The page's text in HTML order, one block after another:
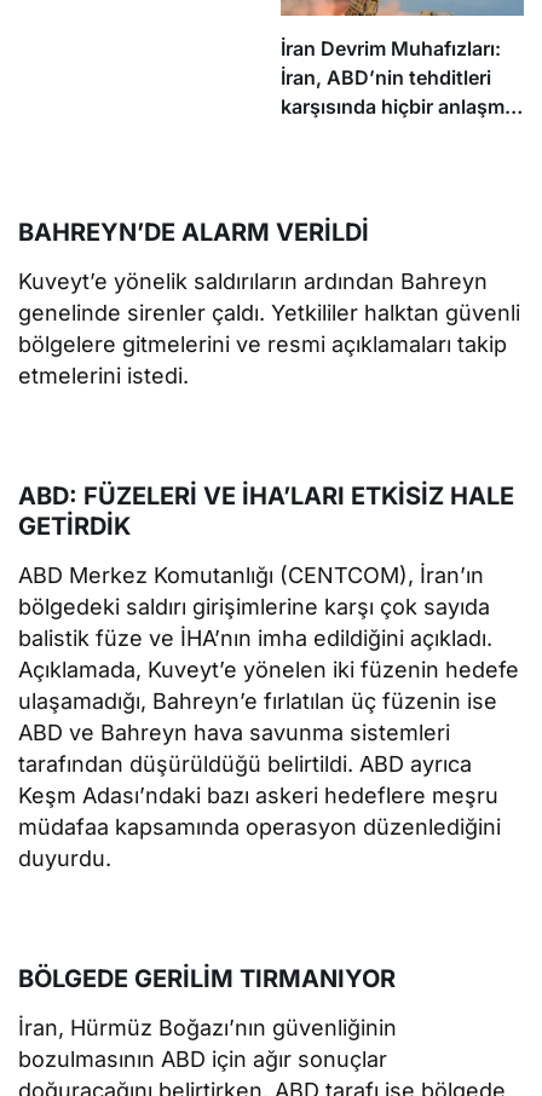
İran Devrim Muhafızları:
İran, ABD’nin tehditleri
karşısında hiçbir anlaşma
BAHREYN’DE ALARM VERİLDİ
Kuveyt’e yönelik saldırıların ardından Bahreyn
genelinde sirenler çaldı. Yetkililer halktan güvenli
bölgelere gitmelerini ve resmi açıklamaları takip
etmelerini istedi.
ABD: FÜZELERİ VE İHA’LARI ETKİSİZ HALE
GETİRDİK
ABD Merkez Komutanlığı (CENTCOM), İran’ın
bölgedeki saldırı girişimlerine karşı çok sayıda
balistik füze ve İHA’nın imha edildiğini açıkladı.
Açıklamada, Kuveyt’e yönelen iki füzenin hedefe
ulaşamadığı, Bahreyn’e fırlatılan üç füzenin ise
ABD ve Bahreyn hava savunma sistemleri
tarafından düşürüldüğü belirtildi. ABD ayrıca
Keşm Adası’ndaki bazı askeri hedeflere meşru
müdafaa kapsamında operasyon düzenlediğini
duyurdu.
BÖLGEDE GERİLİM TIRMANIYOR
İran, Hürmüz Boğazı’nın güvenliğinin
bozulmasının ABD için ağır sonuçlar
doğuracağını belirtirken, ABD tarafı ise bölgede